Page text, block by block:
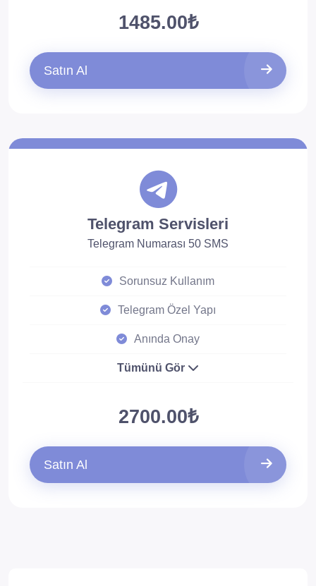
1485.00₺
Satın Al
Telegram Servisleri
Telegram Numarası 50 SMS
Sorunsuz Kullanım
Telegram Özel Yapı
Anında Onay
Tümünü Gör
2700.00₺
Satın Al